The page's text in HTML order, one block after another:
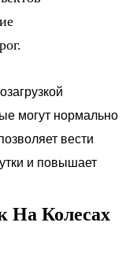
могут нормально
вести
и повышает
На Колесах